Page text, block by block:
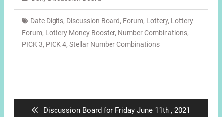
Date Digits, Discussion Board, Forum, Lottery, Lottery
Forum, Lottery Money Booster, Number Combinations,
PICK 3, PICK 4, Stellar Number Combinations
Previous
Discussion Board for Friday June 11th , 2021